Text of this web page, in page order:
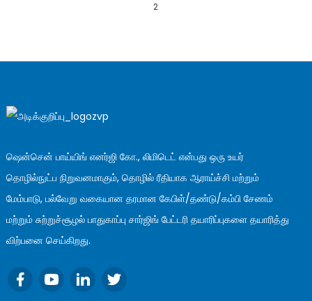
2
ஷென்சென் பாய்யிங் எனர்ஜி கோ., லிமிடெட் என்பது ஒரு உயர்
தொழில்நுட்ப நிறுவனமாகும், தொழில் ரீதியாக ஆராய்ச்சி மற்றும்
மேம்பாடு, பல்வேறு வகையான தரமான கேபிள்/தண்டு/கம்பி சேணம்
மற்றும் சுற்றுச்சூழல் பாதுகாப்பு சார்ஜிங் பேட்டரி தயாரிப்புகளை தயாரித்து
விற்பனை செய்கிறது.